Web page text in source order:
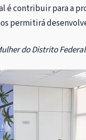
contribuir para a
permitirá
do Distrito Federal